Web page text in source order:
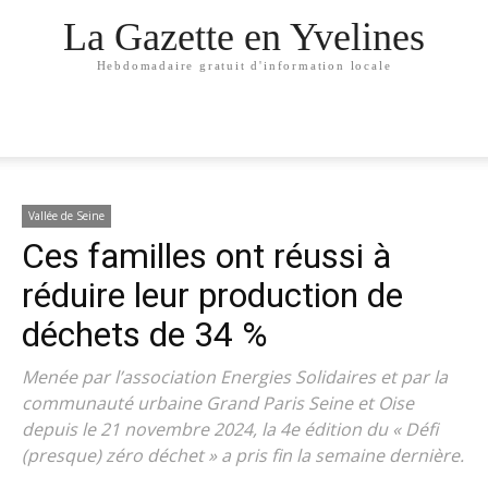
La Gazette en Yvelines
Hebdomadaire gratuit d'information locale
Vallée de Seine
Ces familles ont réussi à
réduire leur production de
déchets de 34 %
Menée par l’association Energies Solidaires et par la
communauté urbaine Grand Paris Seine et Oise
depuis le 21 novembre 2024, la 4e édition du « Défi
(presque) zéro déchet » a pris fin la semaine dernière.